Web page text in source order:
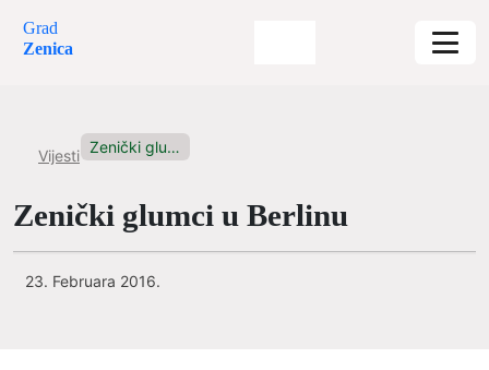
Grad
Zenica
Vijesti Zenički glumci u Berlinu
Zenički glumci u Berlinu
23. Februara 2016.